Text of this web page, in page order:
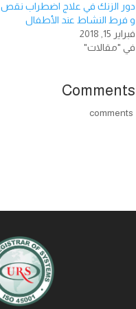
دور الزنك في علاج اضطراب نقص
و فرط النشاط عند الأطفال
فبراير 15, 2018
في "مقالات"
Comments